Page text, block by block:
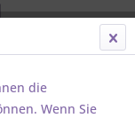
die
Wenn Sie